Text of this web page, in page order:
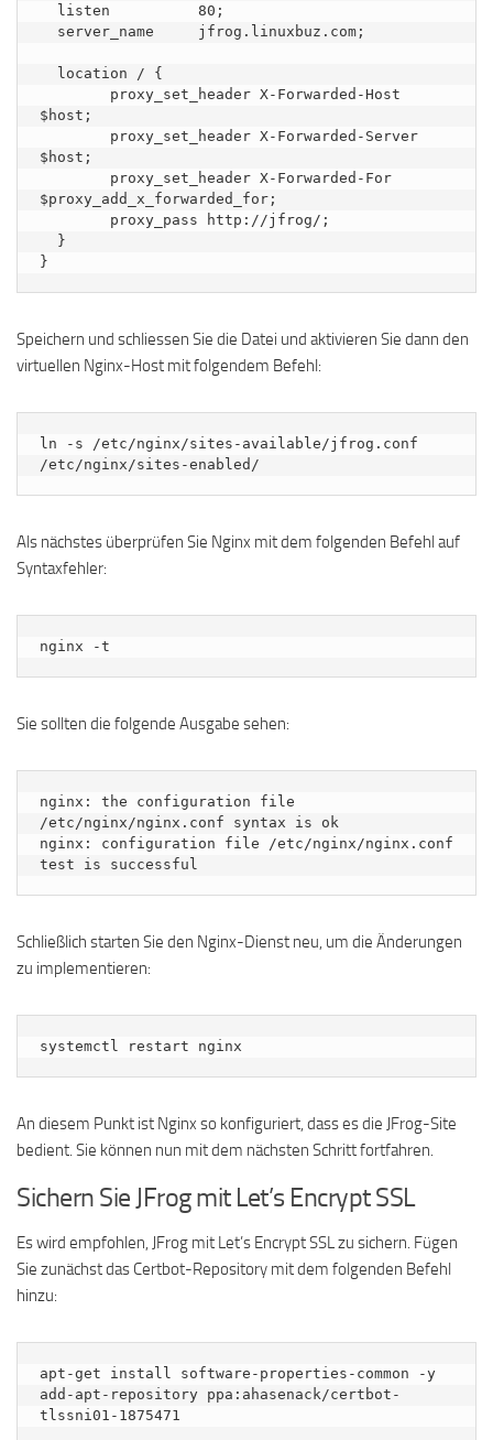
$host;
$host;
$proxy_add_x_forwarded_for;
Speichern und schliessen Sie die Datei und aktivieren Sie dann den
virtuellen Nginx-Host mit folgendem Befehl:
ln -s /etc/nginx/sites-available/jfrog.conf
/etc/nginx/sites-enabled/
Als nächstes überprüfen Sie Nginx mit dem folgenden Befehl auf
Syntaxfehler:
nginx -t
Sie sollten die folgende Ausgabe sehen:
nginx: the configuration file
/etc/nginx/nginx.conf syntax is ok
nginx: configuration file /etc/nginx/nginx.conf
Schließlich starten Sie den Nginx-Dienst neu, um die Änderungen
zu implementieren:
systemctl restart nginx
An diesem Punkt ist Nginx so konfiguriert, dass es die JFrog-Site
bedient. Sie können nun mit dem nächsten Schritt fortfahren.
Sichern Sie JFrog mit Let’s Encrypt SSL
Es wird empfohlen, JFrog mit Let’s Encrypt SSL zu sichern. Fügen
Sie zunächst das Certbot-Repository mit dem folgenden Befehl
hinzu:
apt-get install software-properties-common -y
add-apt-repository ppa:ahasenack/certbot-
tlssni01-1875471